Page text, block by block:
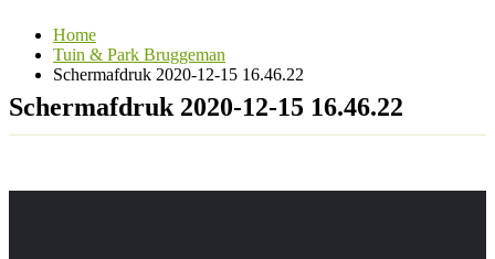
Home
Tuin & Park Bruggeman
Schermafdruk 2020-12-15 16.46.22
Schermafdruk 2020-12-15 16.46.22